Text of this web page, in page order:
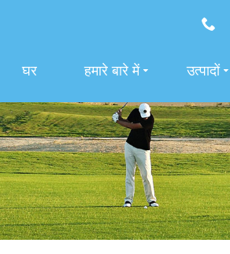
घर हमारे बारे में उत्पादों